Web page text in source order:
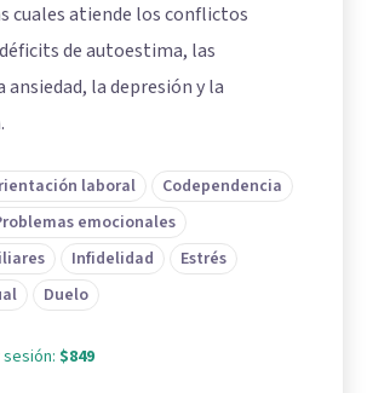
cuales atiende los conflictos
de autoestima, las
ansiedad, la depresión y la
laboral
Codependencia
emocionales
Infidelidad
Estrés
Duelo
$849